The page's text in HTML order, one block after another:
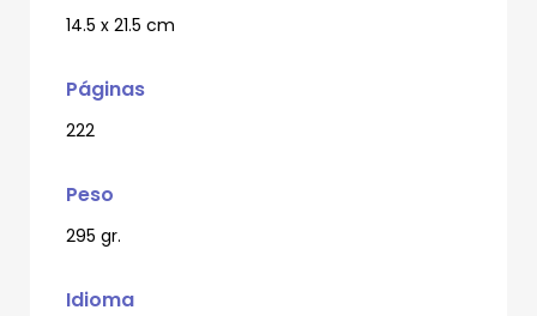
14.5 x 21.5 cm
Páginas
222
Peso
295 gr.
Idioma